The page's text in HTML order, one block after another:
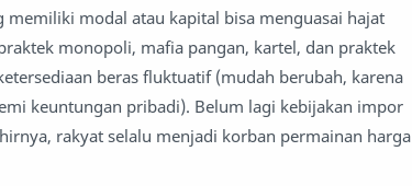
modal atau kapital bisa menguasai hajat
monopoli, mafia pangan, kartel, dan praktek
beras fluktuatif (mudah berubah, karena
keuntungan pribadi). Belum lagi kebijakan impor
rakyat selalu menjadi korban permainan harga